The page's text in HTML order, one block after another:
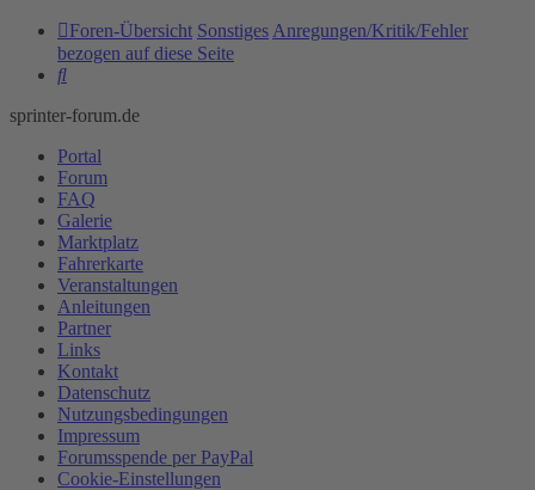
Foren-Übersicht Sonstiges Anregungen/Kritik/Fehler
bezogen auf diese Seite
Suche
sprinter-forum.de
Portal
Forum
FAQ
Galerie
Marktplatz
Fahrerkarte
Veranstaltungen
Anleitungen
Partner
Links
Kontakt
Datenschutz
Nutzungsbedingungen
Impressum
Forumsspende per PayPal
Cookie-Einstellungen